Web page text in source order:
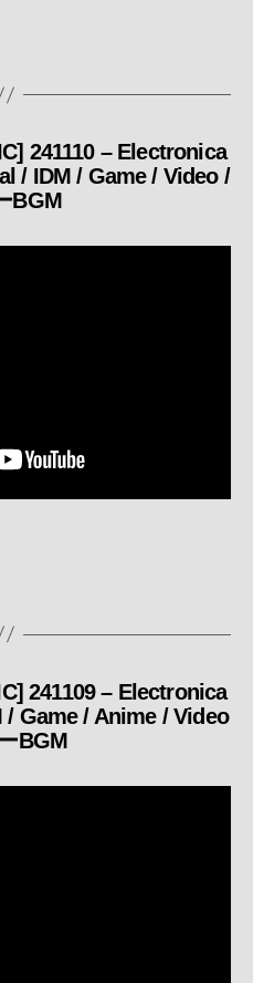
カ
テ
ゴ
ー
241110 – Electronica
/ IDM / Game / Video /
BGM
カ
テ
ゴ
ー
241109 – Electronica
Game / Anime / Video
BGM